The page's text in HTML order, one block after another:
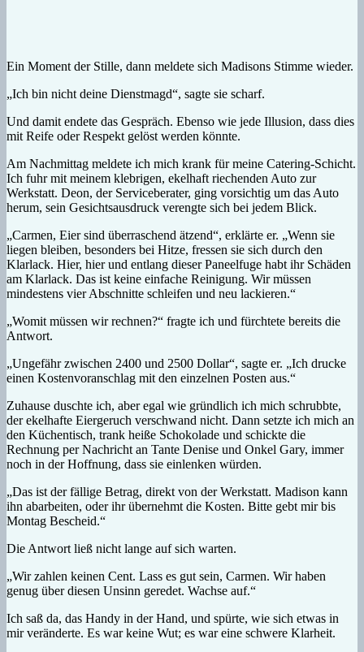
Ein Moment der Stille, dann meldete sich Madisons Stimme wieder.
„Ich bin nicht deine Dienstmagd“, sagte sie scharf.
Und damit endete das Gespräch. Ebenso wie jede Illusion, dass dies
mit Reife oder Respekt gelöst werden könnte.
Am Nachmittag meldete ich mich krank für meine Catering-Schicht.
Ich fuhr mit meinem klebrigen, ekelhaft riechenden Auto zur
Werkstatt. Deon, der Serviceberater, ging vorsichtig um das Auto
herum, sein Gesichtsausdruck verengte sich bei jedem Blick.
„Carmen, Eier sind überraschend ätzend“, erklärte er. „Wenn sie
liegen bleiben, besonders bei Hitze, fressen sie sich durch den
Klarlack. Hier, hier und entlang dieser Paneelfuge habt ihr Schäden
am Klarlack. Das ist keine einfache Reinigung. Wir müssen
mindestens vier Abschnitte schleifen und neu lackieren.“
„Womit müssen wir rechnen?“ fragte ich und fürchtete bereits die
Antwort.
„Ungefähr zwischen 2400 und 2500 Dollar“, sagte er. „Ich drucke
einen Kostenvoranschlag mit den einzelnen Posten aus.“
Zuhause duschte ich, aber egal wie gründlich ich mich schrubbte,
der ekelhafte Eiergeruch verschwand nicht. Dann setzte ich mich an
den Küchentisch, trank heiße Schokolade und schickte die
Rechnung per Nachricht an Tante Denise und Onkel Gary, immer
noch in der Hoffnung, dass sie einlenken würden.
„Das ist der fällige Betrag, direkt von der Werkstatt. Madison kann
ihn abarbeiten, oder ihr übernehmt die Kosten. Bitte gebt mir bis
Montag Bescheid.“
Die Antwort ließ nicht lange auf sich warten.
„Wir zahlen keinen Cent. Lass es gut sein, Carmen. Wir haben
genug über diesen Unsinn geredet. Wachse auf.“
Ich saß da, das Handy in der Hand, und spürte, wie sich etwas in
mir veränderte. Es war keine Wut; es war eine schwere Klarheit.